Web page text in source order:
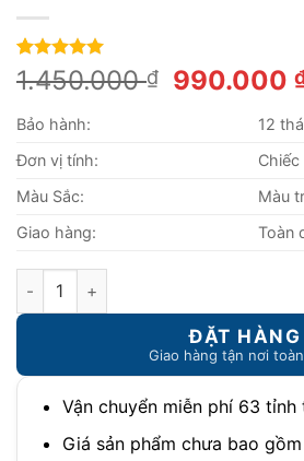
5.00trên 5
dựa trên
4
1.450.000₫
Giá
1.450.000
990.000
Bảo hành:
12
Đơn vị tính:
Chiếc
Màu Sắc:
Màu
Giao hàng:
Toàn
Đèn học chống cận cho bé TX26CO
Vận chuyển miễn phí 63 tỉnh
Giá sản phẩm chưa bao gồm